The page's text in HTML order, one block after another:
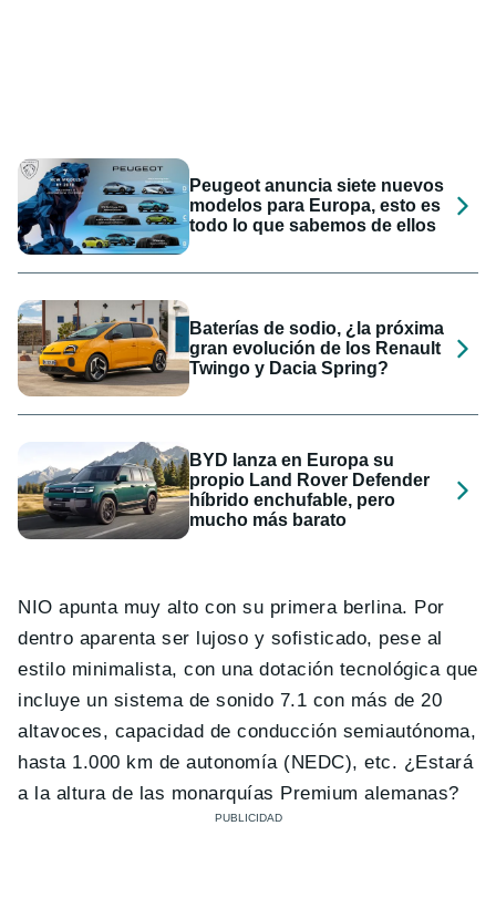
Peugeot anuncia siete nuevos
modelos para Europa, esto es
todo lo que sabemos de ellos
Baterías de sodio, ¿la próxima
gran evolución de los Renault
Twingo y Dacia Spring?
BYD lanza en Europa su
propio Land Rover Defender
híbrido enchufable, pero
mucho más barato
NIO apunta muy alto con su primera berlina. Por
dentro aparenta ser lujoso y sofisticado, pese al
estilo minimalista, con una dotación tecnológica que
incluye un sistema de sonido 7.1 con más de 20
altavoces, capacidad de conducción semiautónoma,
hasta 1.000 km de autonomía (NEDC), etc. ¿Estará
a la altura de las monarquías Premium alemanas?